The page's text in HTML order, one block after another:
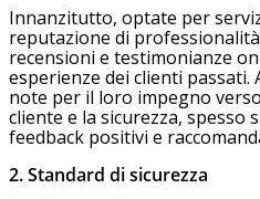
Innanzitutto, optate per
reputazione di
recensioni e testimonianze
esperienze dei clienti passati.
note per il loro impegno
cliente e la sicurezza,
feedback positivi e
2. Standard di sicurezza